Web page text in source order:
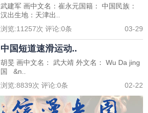
武建军 画中文名：崔永元国籍： 中国民族：
汉出生地：天津出..
浏览:11257次 评论:0条 03-29
中国短道速滑运动..
胡旻 画中文名： 武大靖 外文名： Wu Da jing
国 &n..
浏览:8839次 评论:0条 02-22